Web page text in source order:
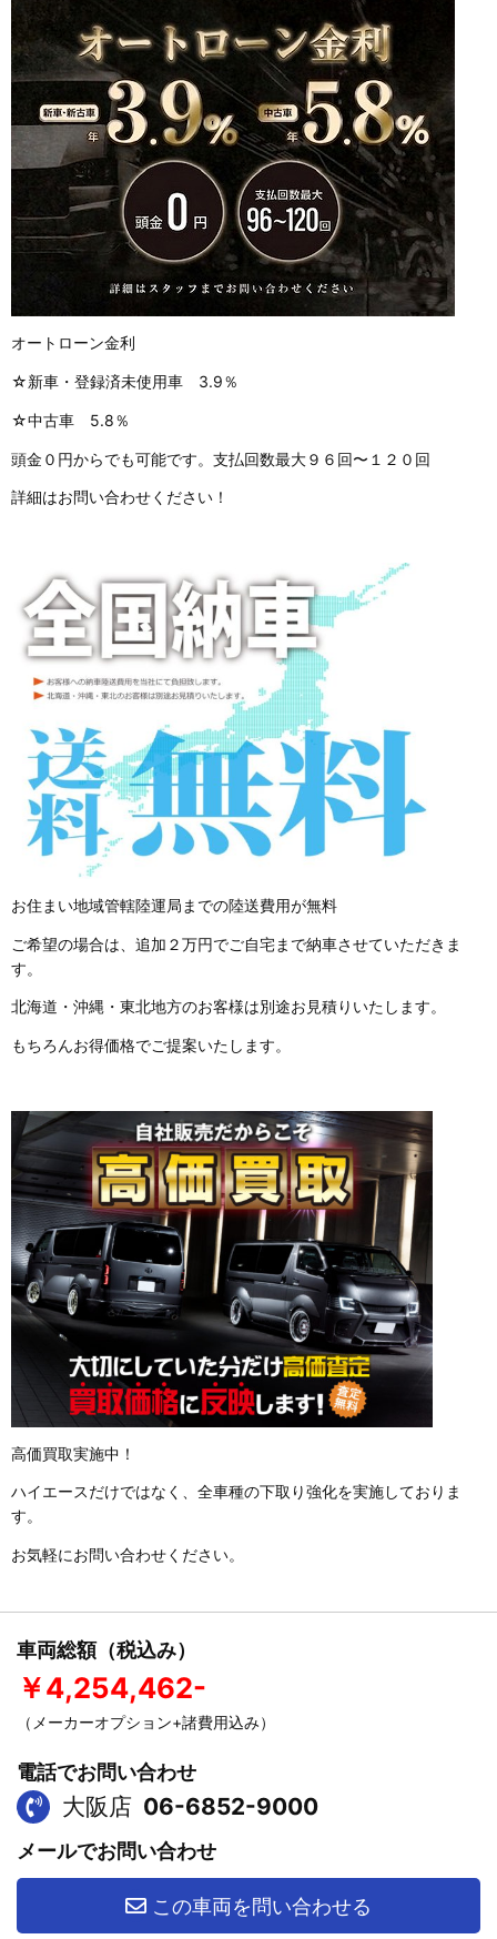
オートローン金利
☆新車・登録済未使用車 3.9％
☆中古車 5.8％
頭金０円からでも可能です。支払回数最大９６回〜１２０回
詳細はお問い合わせください！
お住まい地域管轄陸運局までの陸送費用が無料
ご希望の場合は、追加２万円でご自宅まで納車させていただきま
す。
北海道・沖縄・東北地方のお客様は別途お見積りいたします。
もちろんお得価格でご提案いたします。
高価買取実施中！
ハイエースだけではなく、全車種の下取り強化を実施しておりま
す。
お気軽にお問い合わせください。
車両総額（税込み）
￥4,254,462-
（メーカーオプション+諸費用込み）
電話でお問い合わせ
大阪店 06-6852-9000
メールでお問い合わせ
この車両を問い合わせる